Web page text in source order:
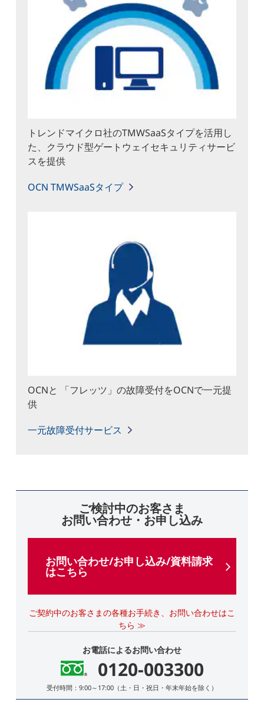
トレンドマイクロ社のTMWSaaSタイプを活用し
た、クラウド型ゲートウェイセキュリティサービ
スを提供
OCN TMWSaaSタイプ
OCNと 「フレッツ」の故障受付をOCNで一元提
供
一元故障受付サービス
ご検討中のお客さま
お問い合わせ・お申し込み
お問い合わせ/お申し込み/資料請求
はこちら
ご契約中のお客さまの各種お手続き、お問い合わせはこ
ちら ≫
お電話によるお問い合わせ
0120-003300
受付時間：9:00～17:00（土・日・祝日・年末年始を除く）